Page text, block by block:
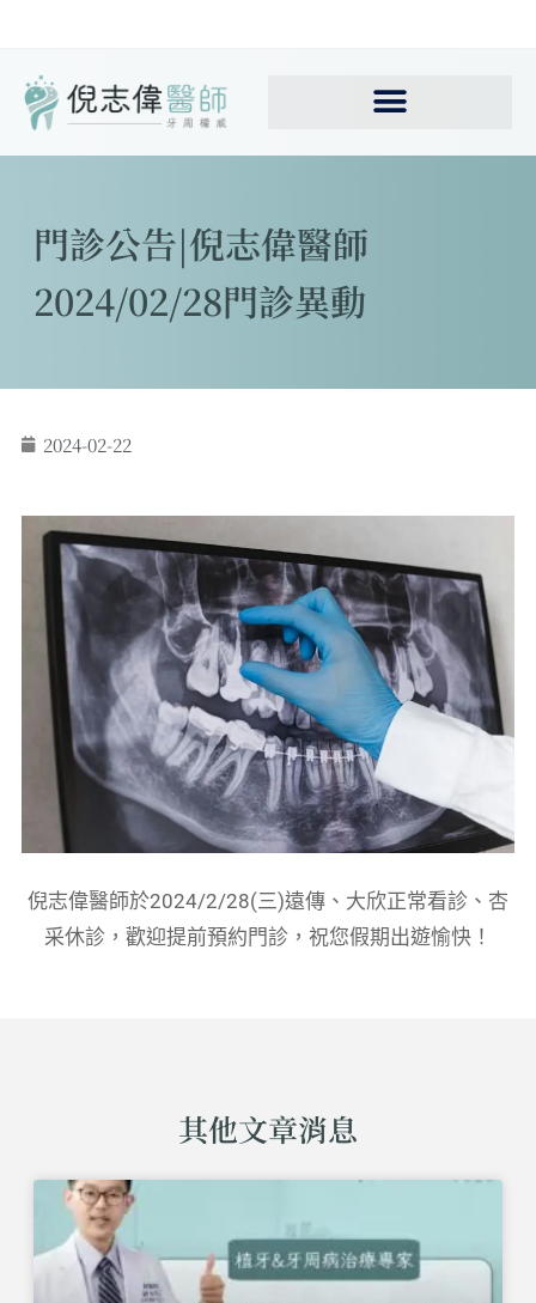
門診公告|倪志偉醫師
2024/02/28門診異動
2024-02-22
倪志偉醫師於2024/2/28(三)遠傳、大欣正常看診、杏
采休診，歡迎提前預約門診，祝您假期出遊愉快！
其他文章消息